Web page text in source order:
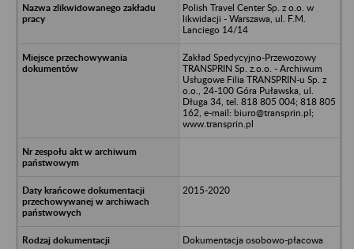
Polish Travel Center Sp. z o.o. w
likwidacji - Warszawa, ul. F.M.
Lanciego 14/14
Zakład Spedycyjno-Przewozowy
TRANSPRIN Sp. z.o.o. - Archiwum
Usługowe Filia TRANSPRIN-u Sp. z
o.o., 24-100 Góra Puławska, ul.
Długa 34, tel. 818 805 004; 818 805
162, e-mail: biuro@transprin.pl;
www.transprin.pl
2015-2020
Dokumentacja osobowo-płacowa